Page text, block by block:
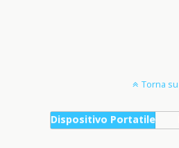
Torna su
Dispositivo Portatile